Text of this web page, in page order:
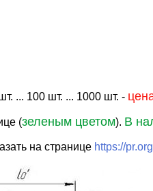
... 100 шт. ... 1000 шт. -
(зеленым цветом). В
на странице https://